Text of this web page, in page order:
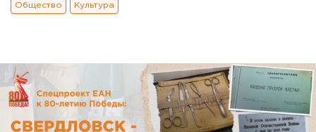
Общество Культура